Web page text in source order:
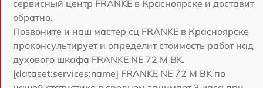
сервисный центр FRANKE в Красноярске и доставит
обратно.
Позвоните и наш мастер сц FRANKE в Красноярске
проконсультирует и определит стоимость работ над
духового шкафа FRANKE NE 72 M BK.
[dataset:services:name] FRANKE NE 72 M BK по